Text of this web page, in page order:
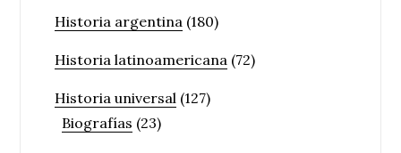
Historia argentina (180)
Historia latinoamericana (72)
Historia universal (127)
Biografías (23)